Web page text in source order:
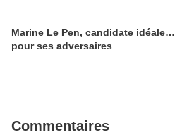
Marine Le Pen, candidate idéale…
pour ses adversaires
Commentaires